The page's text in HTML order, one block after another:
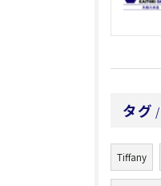
タグ
Tiffany